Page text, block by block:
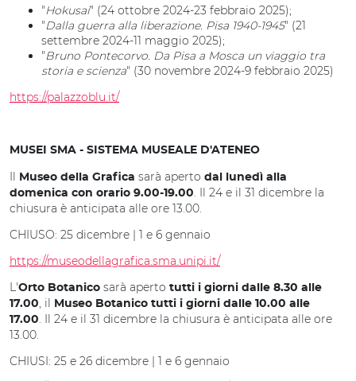
"Hokusai" (24 ottobre 2024-23 febbraio 2025);
"Dalla guerra alla liberazione. Pisa 1940-1945" (21
settembre 2024-11 maggio 2025);
"Bruno Pontecorvo. Da Pisa a Mosca un viaggio tra
storia e scienza" (30 novembre 2024-9 febbraio 2025)
https://palazzoblu.it/
MUSEI SMA - SISTEMA MUSEALE D'ATENEO
Museo della Grafica sarà aperto dal lunedì alla
domenica con orario 9.00-19.00. Il 24 e il 31 dicembre la
chiusura è anticipata alle ore 13.00.
CHIUSO: 25 dicembre | 1 e 6 gennaio
https://museodellagrafica.sma.unipi.it/
L'Orto Botanico sarà aperto tutti i giorni dalle 8.30 alle
17.00, il
Museo Botanico tutti i giorni dalle 10.00 alle
17.00. Il 24 e il 31 dicembre la chiusura è anticipata alle ore
13.00.
CHIUSI: 25 e 26 dicembre | 1 e 6 gennaio